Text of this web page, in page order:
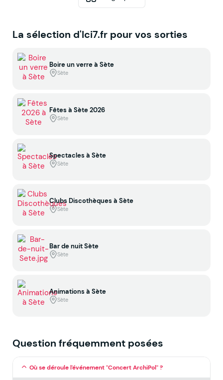
La sélection d'Ici7.fr pour vos sorties
Boire un verre à Sète
Sète
Fêtes à Sète 2026
Sète
Spectacles à Sète
Sète
Clubs Discothèques à Sète
Sète
Bar de nuit Sète
Sète
Animations à Sète
Sète
Question fréquemment posées
Où se déroule l'événement "Concert ArchiPol" ?